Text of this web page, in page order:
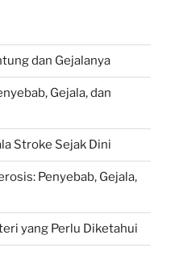
dan Gejalanya
Gejala, dan
Stroke Sejak Dini
Penyebab, Gejala,
yang Perlu Diketahui